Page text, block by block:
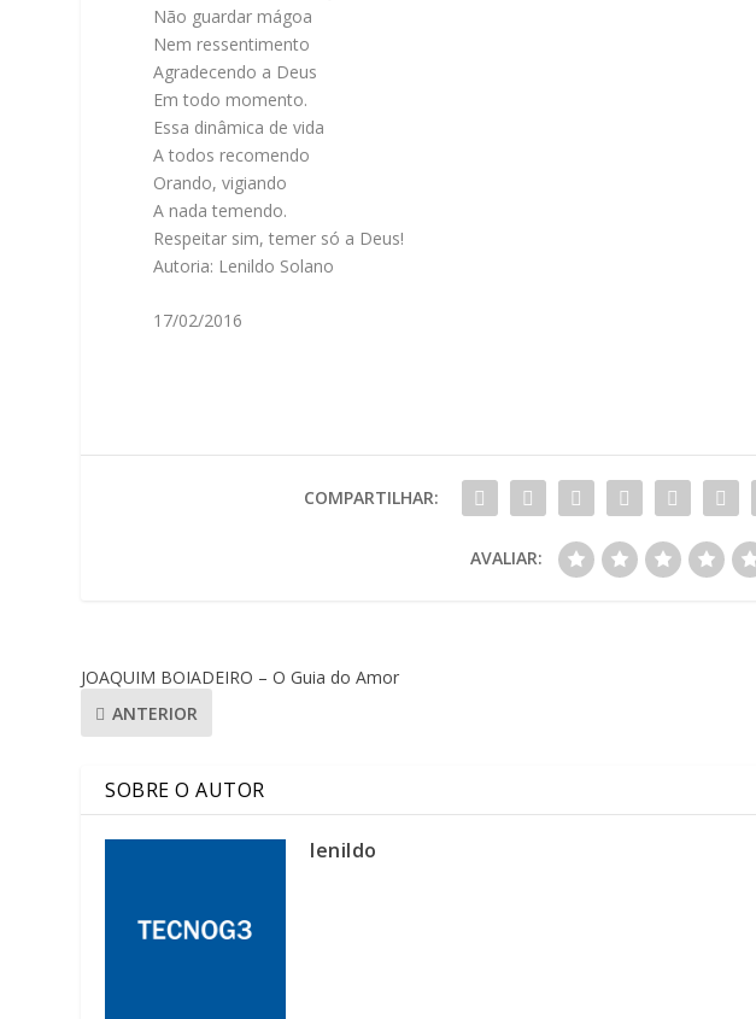
Não guardar mágoa
Nem ressentimento
Agradecendo a Deus
Em todo momento.
Essa dinâmica de vida
A todos recomendo
Orando, vigiando
A nada temendo.
Respeitar sim, temer só a Deus!
Autoria: Lenildo Solano
17/02/2016
COMPARTILHAR:
AVALIAR:
JOAQUIM BOIADEIRO – O Guia do Amor
ANTERIOR
SOBRE O AUTOR
lenildo